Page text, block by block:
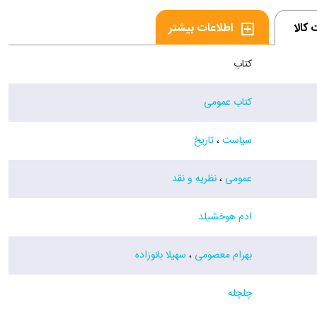
کالا اطلاعات بیشتر
کتاب
کتاب عمومی
سیاست،تاریخ
عمومی ،نظریه و نقد
ادم هوخشیلد
بهرام معصومی ، سهیلا بانوزاده
چلچله